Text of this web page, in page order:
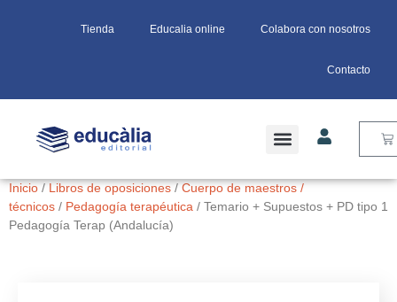
Tienda Educalia online Colabora con nosotros
Contacto
Inicio/Libros de oposiciones/Cuerpo de maestros /
técnicos / Pedagogía terapéutica / Temario + Supuestos + PD tipo 1
Pedagogía Terap (Andalucía)